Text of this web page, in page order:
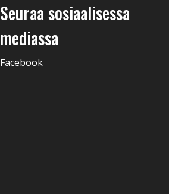
Seuraa sosiaalisessa
mediassa
Facebook